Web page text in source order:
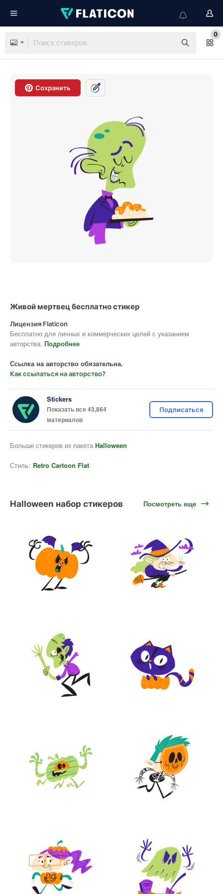
0
Сохранить
Живой мертвец бесплатно стикер
Лицензия Flaticon
Бесплатно для личных и коммерческих целей с указанием
авторства. Подробнее
Ссылка на авторство обязательна.
Как ссылаться на авторство?
Stickers
Показать все 43,864
материалов
Подписаться
Больше стикеров из пакета Halloween
Стиль: Retro Cartoon Flat
Halloween набор стикеров Посмотреть еще